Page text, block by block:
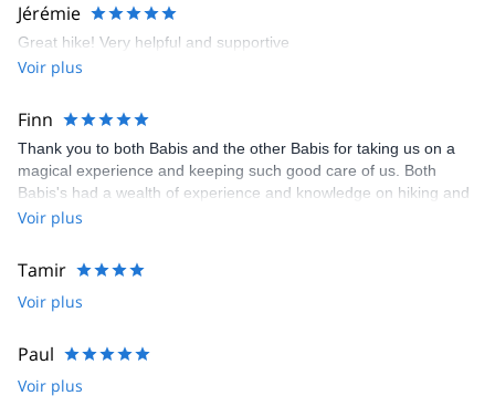
Jérémie
Great hike! Very helpful and supportive
Voir plus
Finn
Thank you to both Babis and the other Babis for taking us on a
magical experience and keeping such good care of us. Both
Babis's had a wealth of experience and knowledge on hiking and
climbing which they were all too willing to share with us making
Voir plus
Tamir
Voir plus
Paul
Voir plus